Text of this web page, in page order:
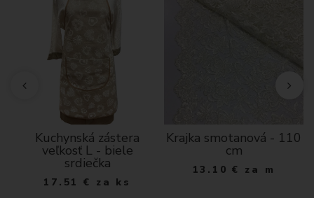
Kuchynská zástera
veľkosť L - biele
srdiečka
17.51 € za ks
Krajka smotanová - 110
cm
13.10 € za m